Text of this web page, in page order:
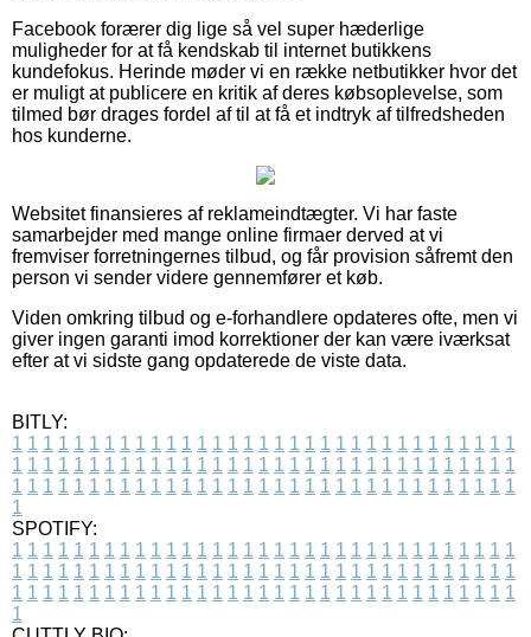
Facebook forærer dig lige så vel super hæderlige
muligheder for at få kendskab til internet butikkens
kundefokus. Herinde møder vi en række netbutikker hvor det
er muligt at publicere en kritik af deres købsoplevelse, som
tilmed bør drages fordel af til at få et indtryk af tilfredsheden
hos kunderne.
Websitet finansieres af reklameindtægter. Vi har faste
samarbejder med mange online firmaer derved at vi
fremviser forretningernes tilbud, og får provision såfremt den
person vi sender videre gennemfører et køb.
Viden omkring tilbud og e-forhandlere opdateres ofte, men vi
giver ingen garanti imod korrektioner der kan være iværksat
efter at vi sidste gang opdaterede de viste data.
BITLY:
1 1 1 1 1 1 1 1 1 1 1 1 1 1 1 1 1 1 1 1 1 1 1 1 1 1 1 1 1 1 1 1 1
1 1 1 1 1 1 1 1 1 1 1 1 1 1 1 1 1 1 1 1 1 1 1 1 1 1 1 1 1 1 1 1 1
1 1 1 1 1 1 1 1 1 1 1 1 1 1 1 1 1 1 1 1 1 1 1 1 1 1 1 1 1 1 1 1 1
1
SPOTIFY:
1 1 1 1 1 1 1 1 1 1 1 1 1 1 1 1 1 1 1 1 1 1 1 1 1 1 1 1 1 1 1 1 1
1 1 1 1 1 1 1 1 1 1 1 1 1 1 1 1 1 1 1 1 1 1 1 1 1 1 1 1 1 1 1 1 1
1 1 1 1 1 1 1 1 1 1 1 1 1 1 1 1 1 1 1 1 1 1 1 1 1 1 1 1 1 1 1 1 1
1